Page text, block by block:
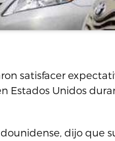
satisfacer
Estados Unidos
dijo que